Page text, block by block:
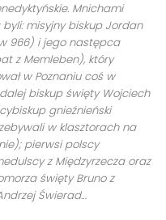
Mnichami
misyjny biskup Jordan
966) i jego następca
z Memleben), który
w Poznaniu coś w
biskup święty Wojciech
gnieźnieński
w klasztorach na
pierwsi polscy
z Międzyrzecza oraz
święty Bruno z
Świerad…